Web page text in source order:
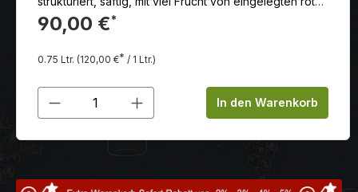
Früchten, dazu etwas Leder, Trüffel und Karamell.
Langer, eleganter Nachhall.
90,00 €*
0.75 Ltr. (120,00 €* / 1 Ltr.)
Produkt Anzahl: Gib denIn den Warenkorb